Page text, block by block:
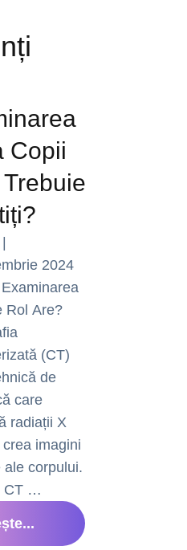
Copii
|
2024
Rol Are?
(CT)
de
care
radiații X
imagini
ale corpului.
CT …